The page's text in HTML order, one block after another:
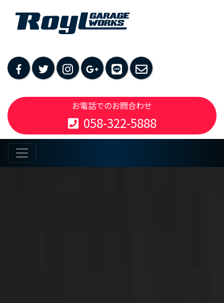
お電話でのお問合わせ
058-322-5888